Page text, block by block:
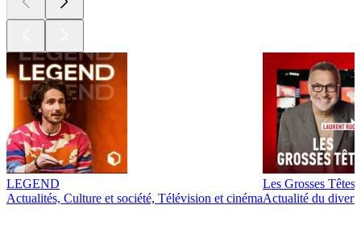
LEGEND
Actualités, Culture et société, Télévision et cinéma
Les Grosses Têtes
Actualité du